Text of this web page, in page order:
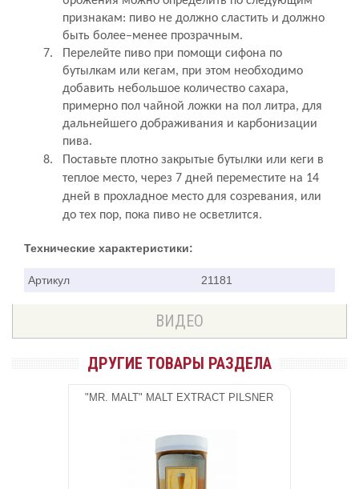
признакам: пиво не должно сластить и должно
быть более–менее прозрачным.
7.
Перелейте пиво при помощи сифона по
бутылкам или кегам, при этом необходимо
добавить небольшое количество сахара,
примерно пол чайной ложки на пол литра, для
дальнейшего дображивания и карбонизации
пива.
8.
Поставьте плотно закрытые бутылки или кеги в
теплое место, через 7 дней переместите на 14
дней в прохладное место для созревания, или
до тех пор, пока пиво не осветлится.
Технические характеристики:
Артикул 21181
ВИДЕО
ДРУГИЕ ТОВАРЫ РАЗДЕЛА
"MR. MALT" MALT EXTRACT PILSNER